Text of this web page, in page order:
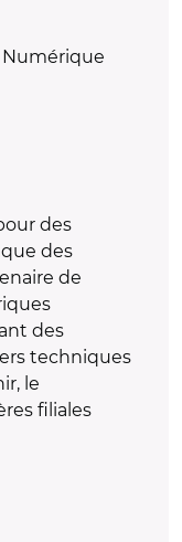
Numérique
des
des
de
des
techniques
le
filiales